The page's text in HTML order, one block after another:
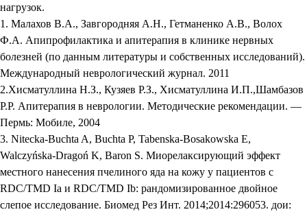
нагрузок.
1. Малахов В.А., Завгородняя А.Н., Гетманенко А.В., Волох
Ф.А. Апипрофилактика и апитерапия в клинике нервных
болезней (по данным литературы и собственных исследований).
Международный неврологический журнал. 2011
2.Хисматуллина Н.З., Кузяев Р.З., Хисматуллина И.П.,Шамбазов
Р.Р. Апитерапия в неврологии. Методические рекомендации. —
Пермь: Мобиле, 2004
3. Nitecka-Buchta A, Buchta P, Tabenska-Bosakowska E,
Walczyńska-Dragoń K, Baron S. Миорелаксирующий эффект
местного нанесения пчелиного яда на кожу у пациентов с
RDC/TMD Ia и RDC/TMD Ib: рандомизированное двойное
слепое исследование. Биомед Рез Инт. 2014;2014:296053. дои: